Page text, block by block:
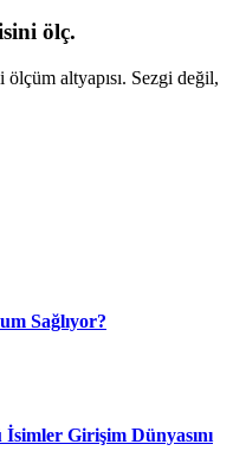
ölç.
ölçüm altyapısı. Sezgi değil,
Sağlıyor?
Girişim Dünyasını